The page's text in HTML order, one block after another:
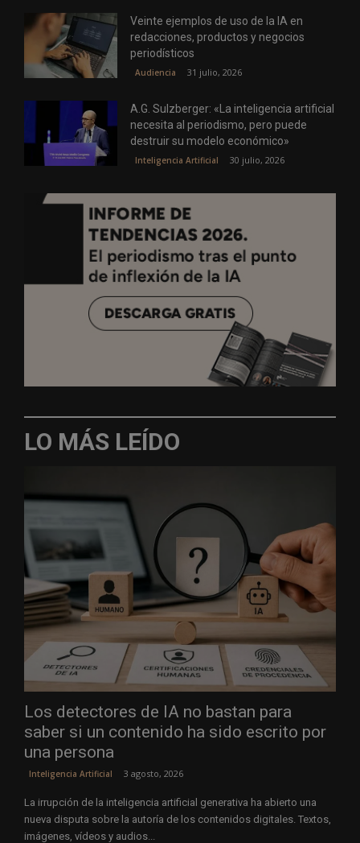
Veinte ejemplos de uso de la IA en
redacciones, productos y negocios
periodísticos
Audiencia 31 julio, 2026
A.G. Sulzberger: «La inteligencia artificial
necesita al periodismo, pero puede
destruir su modelo económico»
Inteligencia Artificial 30 julio, 2026
LO MÁS LEÍDO
Los detectores de IA no bastan para
saber si un contenido ha sido escrito por
una persona
Inteligencia Artificial 3 agosto, 2026
La irrupción de la inteligencia artificial generativa ha abierto una
nueva disputa sobre la autoría de los contenidos digitales. Textos,
imágenes, vídeos y audios...